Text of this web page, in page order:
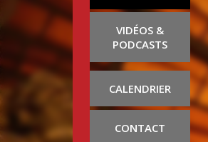
VIDÉOS &
PODCASTS
CALENDRIER
CONTACT